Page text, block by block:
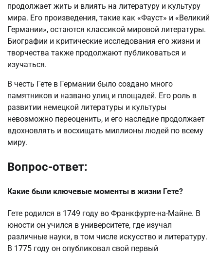
продолжает жить и влиять на литературу и культуру
мира. Его произведения, такие как «Фауст» и «Великий
Германии», остаются классикой мировой литературы.
Биографии и критические исследования его жизни и
творчества также продолжают публиковаться и
изучаться.
В честь Гете в Германии было создано много
памятников и названо улиц и площадей. Его роль в
развитии немецкой литературы и культуры
невозможно переоценить, и его наследие продолжает
вдохновлять и восхищать миллионы людей по всему
миру.
Вопрос-ответ:
Какие были ключевые моменты в жизни Гете?
Гете родился в 1749 году во Франкфурте-на-Майне. В
юности он учился в университете, где изучал
различные науки, в том числе искусство и литературу.
В 1775 году он опубликовал свой первый